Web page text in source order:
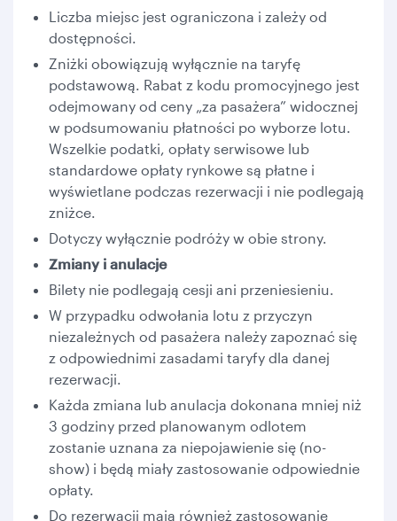
Liczba miejsc jest ograniczona i zależy od
dostępności.
Zniżki obowiązują wyłącznie na taryfę
podstawową. Rabat z kodu promocyjnego jest
odejmowany od ceny „za pasażera” widocznej
w podsumowaniu płatności po wyborze lotu.
Wszelkie podatki, opłaty serwisowe lub
standardowe opłaty rynkowe są płatne i
wyświetlane podczas rezerwacji i nie podlegają
zniżce.
Dotyczy wyłącznie podróży w obie strony.
Zmiany i anulacje
Bilety nie podlegają cesji ani przeniesieniu.
W przypadku odwołania lotu z przyczyn
niezależnych od pasażera należy zapoznać się
z odpowiednimi zasadami taryfy dla danej
rezerwacji.
Każda zmiana lub anulacja dokonana mniej niż
3 godziny przed planowanym odlotem
zostanie uznana za niepojawienie się (no-
show) i będą miały zastosowanie odpowiednie
opłaty.
Do rezerwacji mają również zastosowanie